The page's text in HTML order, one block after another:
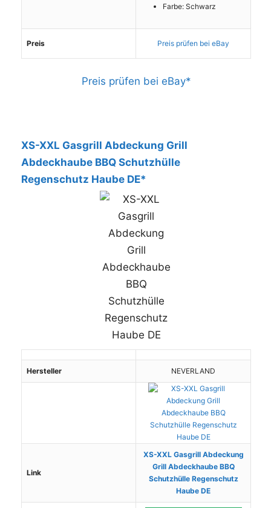
Farbe: Schwarz
Preis Preis prüfen bei eBay
Preis prüfen bei eBay*
XS-XXL Gasgrill Abdeckung Grill
Abdeckhaube BBQ Schutzhülle
Regenschutz Haube DE*
Hersteller NEVERLAND
Link
XS-XXL Gasgrill Abdeckung
Grill Abdeckhaube BBQ
Schutzhülle Regenschutz
Haube DE